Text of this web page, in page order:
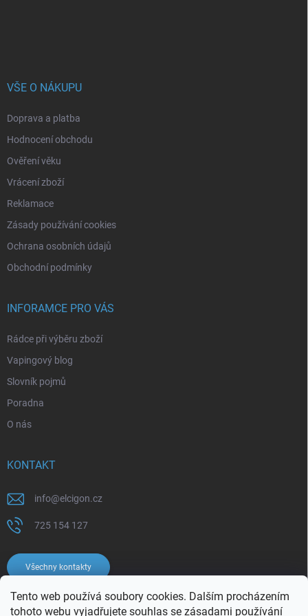
Tento web používá soubory cookies. Dalším procházením
tohoto webu vyjadřujete souhlas se zásadami používání
VŠE O NÁKUPU
Doprava a platba
Hodnocení obchodu
Ověření věku
Vrácení zboží
Reklamace
Zásady používání cookies
Ochrana osobních údajů
Obchodní podmínky
INFORAMCE PRO VÁS
Rádce při výběru zboží
Vapingový blog
Slovník pojmů
Poradna
O nás
KONTAKT
info@elcigon.cz
725 154 127
Všechny kontakty